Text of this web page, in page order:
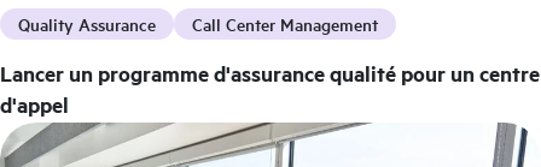
Quality Assurance Call Center Management
Lancer un programme d'assurance qualité pour un centre
d'appel